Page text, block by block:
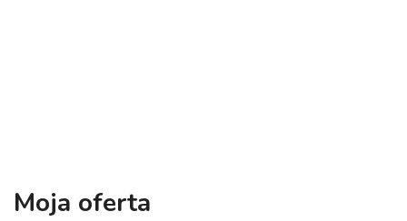
Moja oferta